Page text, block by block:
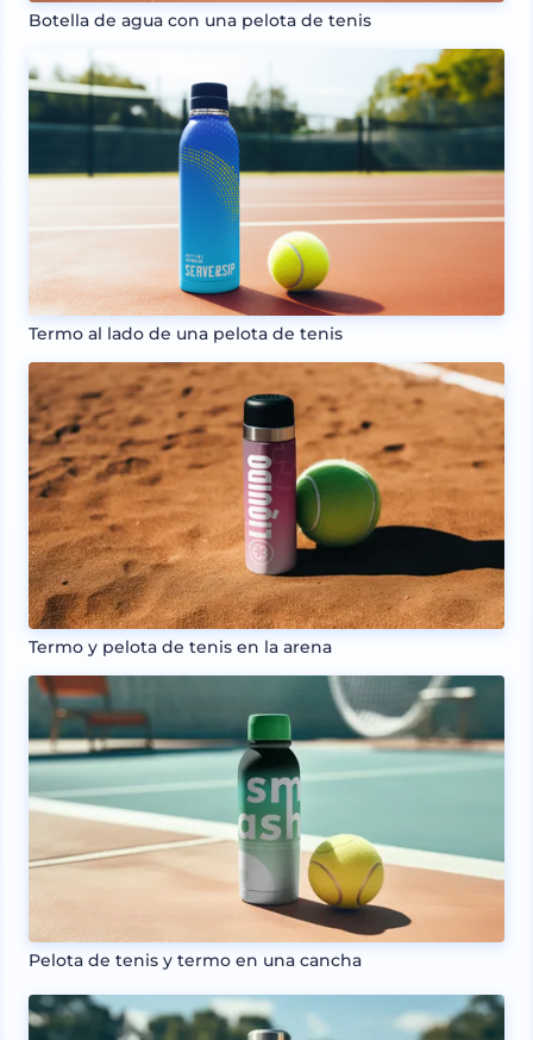
Botella de agua con una pelota de tenis
Termo al lado de una pelota de tenis
Termo y pelota de tenis en la arena
Pelota de tenis y termo en una cancha